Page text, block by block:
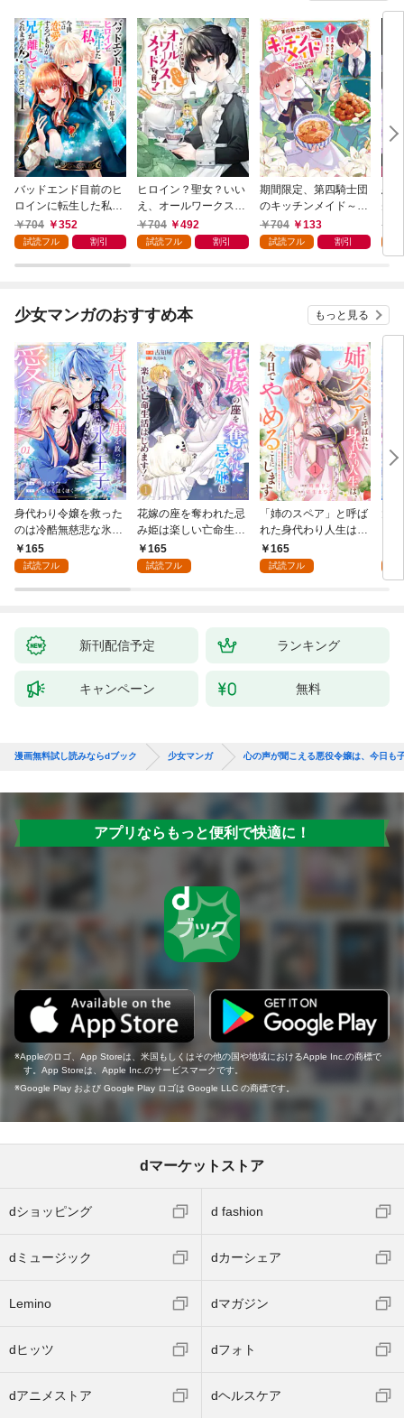
バッドエンド目前のヒ
ロインに転生した私、
今世では恋愛するつも
りがチートな兄が離し
OMIC 第1巻
704 352
試読フル 割引
ヒロイン？聖女？いい
え、オールワークスメ
イドです（誇）！@C
OMIC 第1巻
704 492
試読フル 割引
期間限定、第四騎士団
のキッチンメイド～結
婚したくないので就職
しました～@COMIC
704 133
試読フル 割引
悪
先
令
ラ
の
少女マンガのおすすめ本 もっと見る
身代わり令嬢を救った
のは冷酷無慈悲な氷の
王子の愛でした１
165
試読フル
花嫁の座を奪われた忌
み姫は楽しい亡命生活
はじめます！１
165
試読フル
「姉のスペア」と呼ば
れた身代わり人生は、
今日でやめることにし
ます～辺境で自由を満
165
試読フル
新刊配信予定 ランキング
キャンペーン 無料
漫画無料試し読みならdブック 少女マンガ 心の声が聞こえる悪役令嬢は、今日も
アプリならもっと便利で快適に！
Appleのロゴ、App Storeは、米国もしくはその他の国や地域におけるApple Inc.の商標で
す。App Storeは、Apple Inc.のサービスマークです。
Google Play および Google Play ロゴは Google LLC の商標です。
dマーケットストア
dショッピング d fashion
dミュージック dカーシェア
Lemino dマガジン
dヒッツ dフォト
dアニメストア dヘルスケア